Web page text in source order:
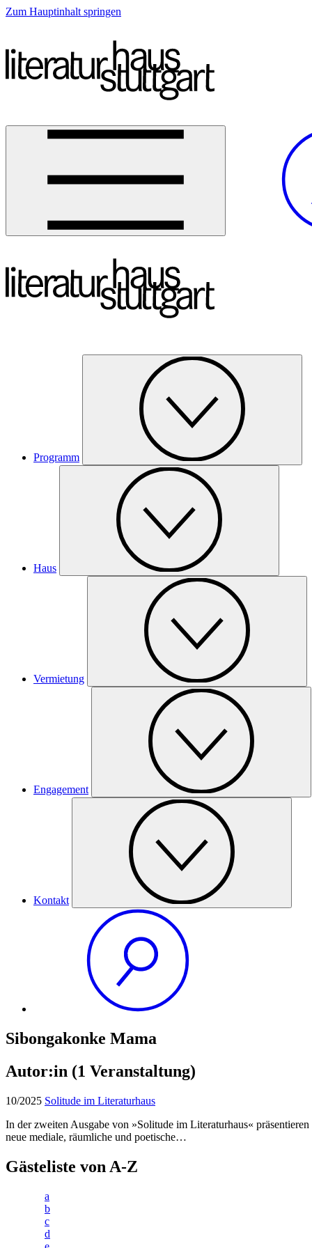
Zum Hauptinhalt springen
Programm
Haus
Vermietung
Engagement
Kontakt
Sibongakonke Mama
Autor:in (1 Veranstaltung)
10/2025 Solitude im Literaturhaus
In der zweiten Ausgabe von »Solitude im Literaturhaus«
neue mediale, räumliche und poetische…
Gästeliste von A-Z
a
b
c
d